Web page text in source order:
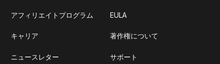
アフィリエイトプログラム
キャリア
ニュースレター
EULA
著作権について
サポート